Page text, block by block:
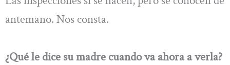
antemano. Nos consta.
¿Qué le dice su madre cuando va ahora a verla?